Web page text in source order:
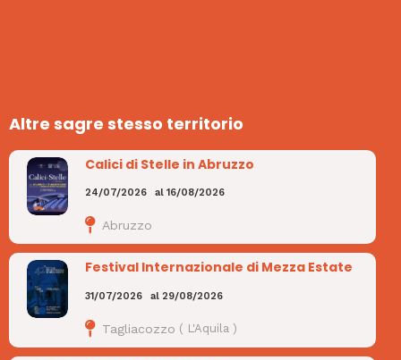
Altre sagre stesso territorio
Calici di Stelle in Abruzzo
24/07/2026 al16/08/2026
Abruzzo
Festival Internazionale di Mezza Estate
31/07/2026 al 29/08/2026
Tagliacozzo ( L'Aquila )